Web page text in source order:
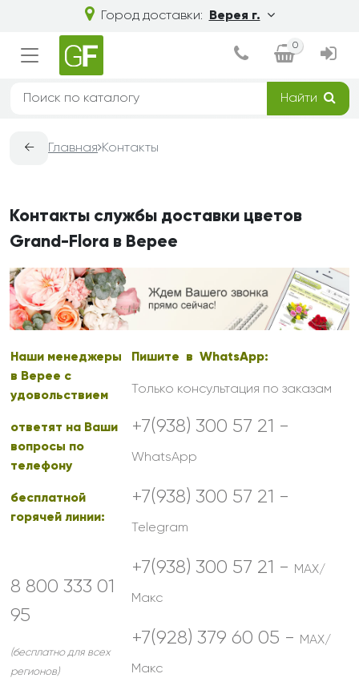
Город доставки: Верея г.
0
Найти
← Главная Контакты
Контакты службы доставки цветов
Grand-Flora в Верее
Наши менеджеры
в Верее с
удовольствием
ответят на Ваши
вопросы по
телефону
бесплатной
горячей линии:
8 800 333 01
95
(бесплатно для всех
регионов)
Пишите в WhatsApp:
Только консультация по заказам
+7(938) 300 57 21 -
WhatsApp
+7(938) 300 57 21 -
Telegram
+7(938) 300 57 21 - MAX/
Макс
+7(928) 379 60 05 - MAX/
Макс